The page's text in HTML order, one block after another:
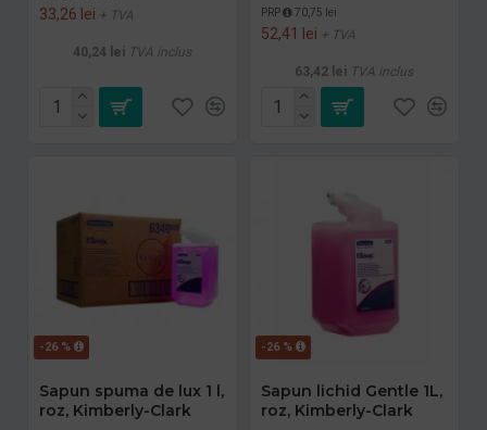
33,26 lei + TVA
40,24 lei TVA inclus
PRP 70,75 lei
52,41 lei + TVA
63,42 lei TVA inclus
-26 %
Sapun spuma de lux 1 l,
roz, Kimberly-Clark
-26 %
Sapun lichid Gentle 1L,
roz, Kimberly-Clark